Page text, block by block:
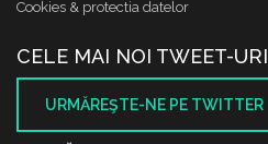
Cookies & protectia datelor
CELE MAI NOI TWEET-URI
URMĂREŞTE-NE PE TWITTER